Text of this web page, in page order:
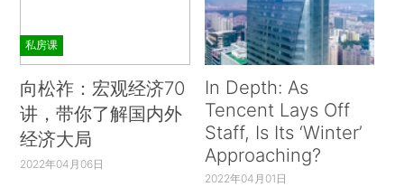
私房课
向松祚：宏观经济70
讲，带你了解国内外
经济大局
2022年04月06日
In Depth: As
Tencent Lays Off
Staff, Is Its ‘Winter’
Approaching?
2022年04月01日